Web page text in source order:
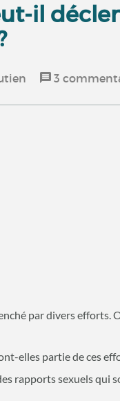
il
3
par divers efforts.
elles partie de ces
rapports sexuels qui